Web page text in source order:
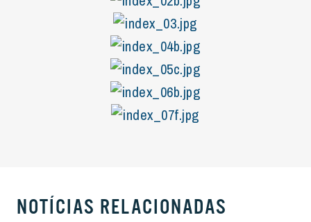
NOTÍCIAS RELACIONADAS